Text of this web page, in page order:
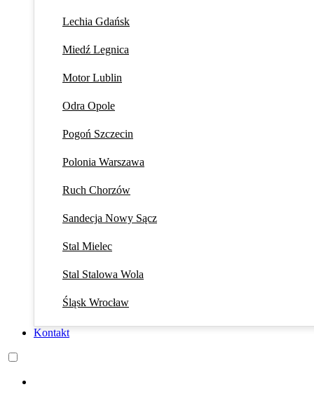
Lechia Gdańsk
Miedź Legnica
Motor Lublin
Odra Opole
Pogoń Szczecin
Polonia Warszawa
Ruch Chorzów
Sandecja Nowy Sącz
Stal Mielec
Stal Stalowa Wola
Śląsk Wrocław
Kontakt